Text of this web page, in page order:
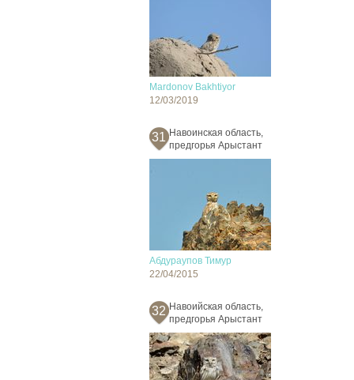
Mardonov Bakhtiyor
12/03/2019
31 Навоинская область,
предгорья Арыстант
Абдураупов Тимур
22/04/2015
32 Навоийская область,
предгорья Арыстант